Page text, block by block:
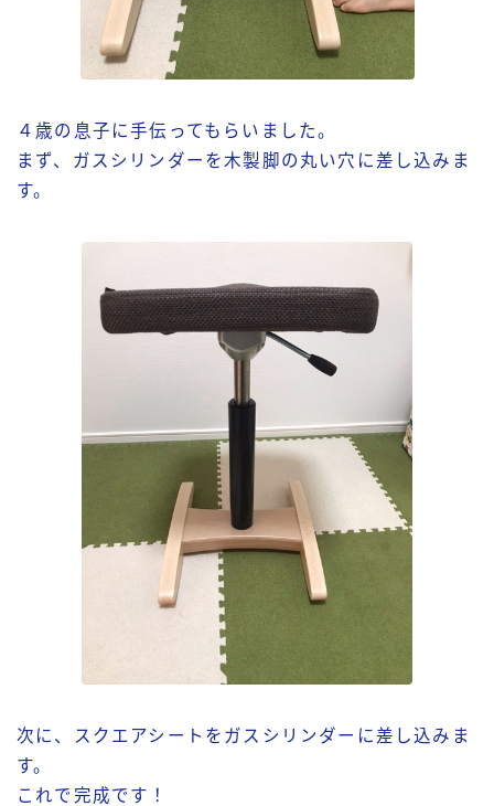
４歳の息子に手伝ってもらいました。
まず、ガスシリンダーを木製脚の丸い穴に差し込みま
す。
次に、スクエアシートをガスシリンダーに差し込みま
す。
これで完成です！